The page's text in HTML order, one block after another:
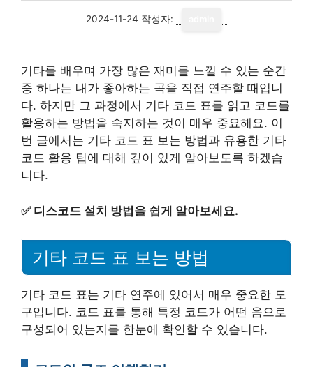
2024-11-24 작성자:
기타를 배우며 가장 많은 재미를 느낄 수 있는 순간
중 하나는 내가 좋아하는 곡을 직접 연주할 때입니
다. 하지만 그 과정에서 기타 코드 표를 읽고 코드를
활용하는 방법을 숙지하는 것이 매우 중요해요. 이
번 글에서는 기타 코드 표 보는 방법과 유용한 기타
코드 활용 팁에 대해 깊이 있게 알아보도록 하겠습
니다.
✅ 디스코드 설치 방법을 쉽게 알아보세요.
기타 코드 표 보는 방법
기타 코드 표는 기타 연주에 있어서 매우 중요한 도
구입니다. 코드 표를 통해 특정 코드가 어떤 음으로
구성되어 있는지를 한눈에 확인할 수 있습니다.